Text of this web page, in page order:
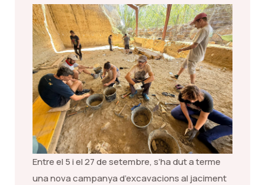
Entre el 5 i el 27 de setembre, s’ha dut a terme
una nova campanya d’excavacions al jaciment